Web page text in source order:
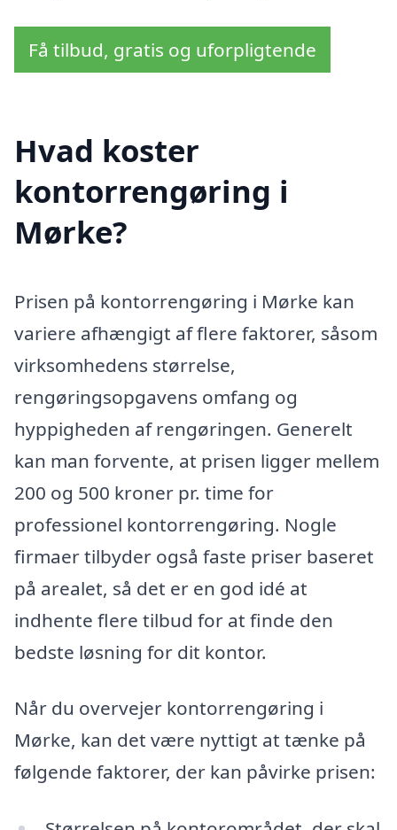
Få tilbud, gratis og uforpligtende
Hvad koster
kontorrengøring i
Mørke?
Prisen på kontorrengøring i Mørke kan
variere afhængigt af flere faktorer, såsom
virksomhedens størrelse,
rengøringsopgavens omfang og
hyppigheden af rengøringen. Generelt
kan man forvente, at prisen ligger mellem
200 og 500 kroner pr. time for
professionel kontorrengøring. Nogle
firmaer tilbyder også faste priser baseret
på arealet, så det er en god idé at
indhente flere tilbud for at finde den
bedste løsning for dit kontor.
Når du overvejer kontorrengøring i
Mørke, kan det være nyttigt at tænke på
følgende faktorer, der kan påvirke prisen: